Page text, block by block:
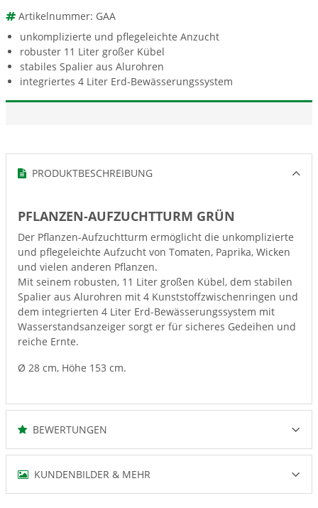
Artikelnummer: GAA
unkomplizierte und pflegeleichte Anzucht
robuster 11 Liter großer Kübel
stabiles Spalier aus Alurohren
integriertes 4 Liter Erd-Bewässerungssystem
PRODUKTBESCHREIBUNG
PFLANZEN-AUFZUCHTTURM GRÜN
Der Pflanzen-Aufzuchtturm ermöglicht die unkomplizierte
und pflegeleichte Aufzucht von Tomaten, Paprika, Wicken
und vielen anderen Pflanzen.
Mit seinem robusten, 11 Liter großen Kübel, dem stabilen
Spalier aus Alurohren mit 4 Kunststoffzwischenringen und
dem integrierten 4 Liter Erd-Bewässerungssystem mit
Wasserstandsanzeiger sorgt er für sicheres Gedeihen und
reiche Ernte.
Ø 28 cm, Höhe 153 cm.
BEWERTUNGEN
KUNDENBILDER & MEHR